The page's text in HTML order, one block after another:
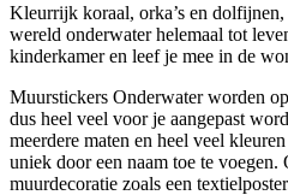
Kleurrijk koraal, orka’s en
wereld onderwater helemaal tot
kinderkamer en leef je mee in de
Muurstickers Onderwater worden
dus heel veel voor je aangepast
meerdere maten en heel veel
uniek door een naam toe te
muurdecoratie zoals een